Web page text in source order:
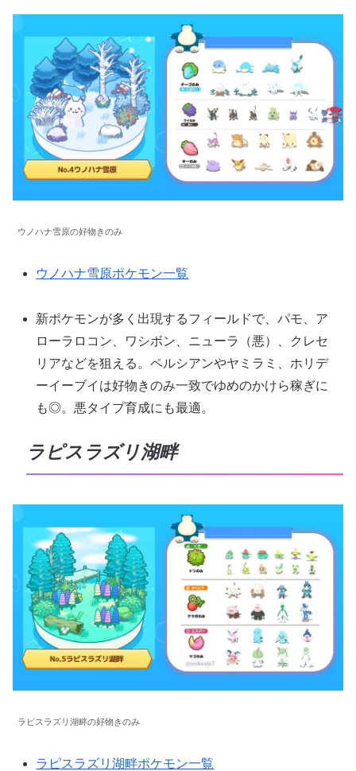
ウノハナ雪原の好物きのみ
ウノハナ雪原ポケモン一覧
新ポケモンが多く出現するフィールドで、パモ、ア
ローラロコン、ワシボン、ニューラ（悪）、クレセ
リアなどを狙える。ペルシアンやヤミラミ、ホリデ
ーイーブイは好物きのみ一致でゆめのかけら稼ぎに
も◎。悪タイプ育成にも最適。
ラピスラズリ湖畔
ラピスラズリ湖畔の好物きのみ
ラピスラズリ湖畔ポケモン一覧